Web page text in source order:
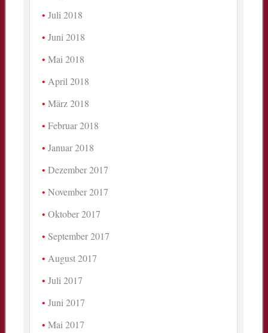
Juli 2018
Juni 2018
Mai 2018
April 2018
März 2018
Februar 2018
Januar 2018
Dezember 2017
November 2017
Oktober 2017
September 2017
August 2017
Juli 2017
Juni 2017
Mai 2017